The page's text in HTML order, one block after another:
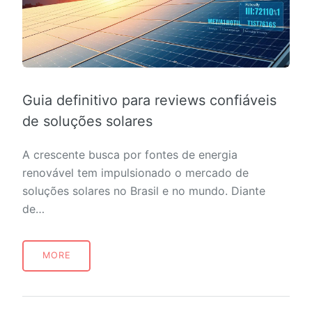
Guia definitivo para reviews confiáveis
de soluções solares
A crescente busca por fontes de energia
renovável tem impulsionado o mercado de
soluções solares no Brasil e no mundo. Diante
de…
MORE